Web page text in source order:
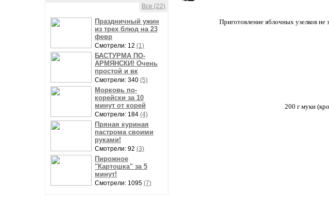
Все (22)
Праздничный ужин
из трех блюд на 23
февр
Смотрели: 12 (1)
БАСТУРМА ПО-
АРМЯНСКИ! Очень
простой и вк
Смотрели: 340 (5)
Морковь по-
корейски за 10
минут от корей
Смотрели: 184 (4)
Пряная куриная
пастрома своими
руками!
Смотрели: 92 (3)
Пирожное
"Картошка" за 5
минут!
Смотрели: 1095 (7)
Приготовление яблочных узелков не
200 г муки